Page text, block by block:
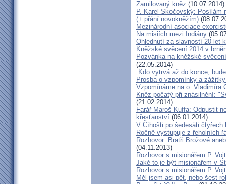
Zamilovaný kněz (10.07.2014)
P. Karel Skočovský: Posílám
(+ přání novokněžím)
Mezinárodní asociace
Na misiích mezi Indiány
Ohlednutí za slavností 20-let
Kněžské svěcení 2014 v
Pozvánka na kněžské
(22.05.2014)
„Kdo vytrvá až do konce,
Prosba o vzpomínky a
Vzpomínáme na o. Vladimíra
Kněz počatý při znásilnění:
(21.02.2014)
Farář Maroš Kuffa: Odpustit
křesťanství (06.01.2014)
V Číhošti po šedesáti čtyřech
Ročně vystupuje z řeholních
Rozhovor: Bratři Brožové
(04.11.2013)
Rozhovor s misionářem P.
Jaké to je být misionářem v
Rozhovor s misionářem P.
Měl jsem asi pět, nebo šest